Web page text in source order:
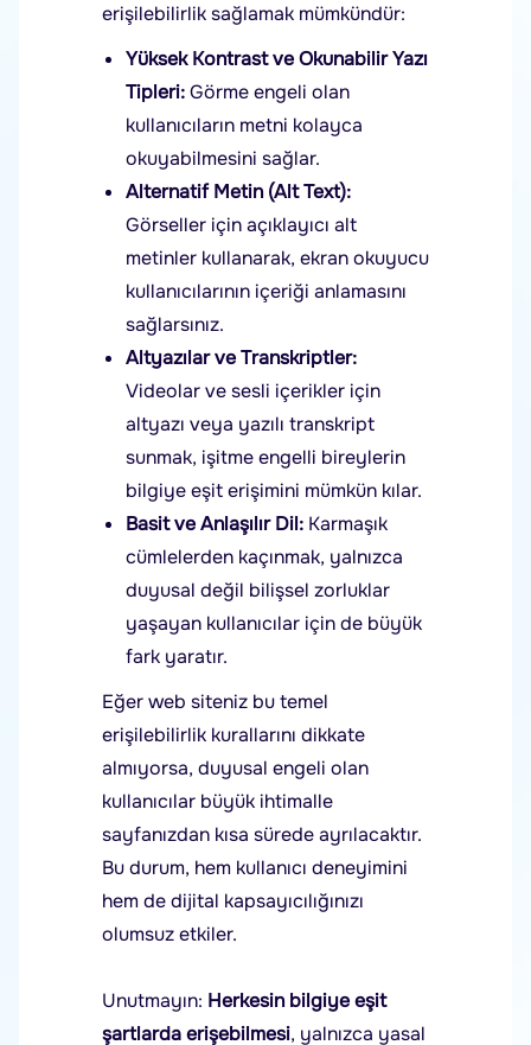
erişilebilirlik sağlamak mümkündür:
Yüksek Kontrast ve Okunabilir Yazı
Tipleri:Görme engeli olan
kullanıcıların metni kolayca
okuyabilmesini sağlar.
Alternatif Metin (Alt Text):
Görseller için açıklayıcı alt
metinler kullanarak, ekran okuyucu
kullanıcılarının içeriği anlamasını
sağlarsınız.
Altyazılar ve Transkriptler:
Videolar ve sesli içerikler için
altyazı veya yazılı transkript
sunmak, işitme engelli bireylerin
bilgiye eşit erişimini mümkün kılar.
Basit ve Anlaşılır Dil: Karmaşık
cümlelerden kaçınmak, yalnızca
duyusal değil bilişsel zorluklar
yaşayan kullanıcılar için de büyük
fark yaratır.
Eğer web siteniz bu temel
erişilebilirlik kurallarını dikkate
almıyorsa, duyusal engeli olan
kullanıcılar büyük ihtimalle
sayfanızdan kısa sürede ayrılacaktır.
Bu durum, hem kullanıcı deneyimini
hem de dijital kapsayıcılığınızı
olumsuz etkiler.
Unutmayın: Herkesin bilgiye eşit
şartlarda erişebilmesi, yalnızca yasal